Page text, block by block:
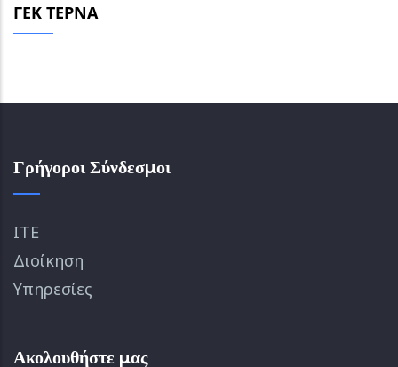
ΓΕΚ ΤΕΡΝΑ
Γρήγοροι Σύνδεσμοι
ΙΤΕ
Διοίκηση
Υπηρεσίες
Ακολουθήστε μας